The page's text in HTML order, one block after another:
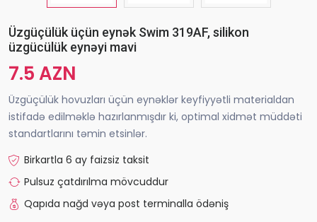
Üzgüçülük üçün eynək Swim 319AF, silikon
üzgücülük eynəyi mavi
7.5 AZN
Üzgüçülük hovuzları üçün eynəklər keyfiyyətli materialdan
istifadə edilməklə hazırlanmışdır ki, optimal xidmət müddəti
standartlarını təmin etsinlər.
Birkartla 6 ay faizsiz taksit
Pulsuz çatdırılma mövcuddur
Qapıda nağd vəya post terminalla ödəniş